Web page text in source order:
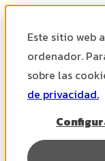
Este sitio web
ordenador.
sobre las
de privacidad.
Skip to content